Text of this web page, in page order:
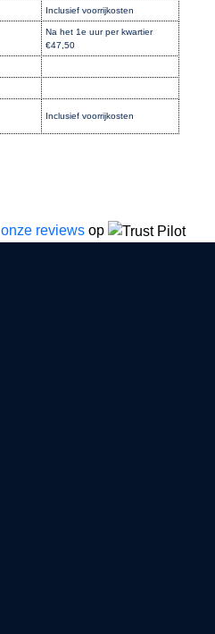
Inclusief voorrijkosten
Na het 1e uur per kwartier
€47,50
Inclusief voorrijkosten
onze reviewsop